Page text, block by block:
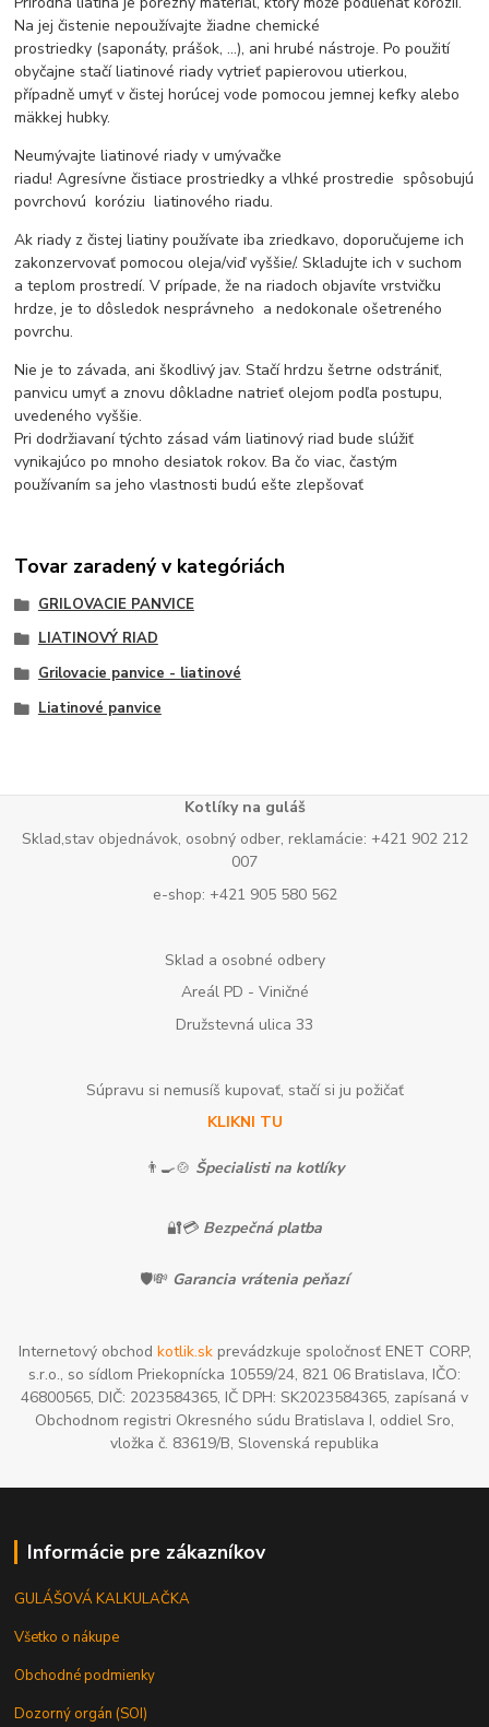
Na jej čistenie nepoužívajte žiadne chemické
prostriedky (saponáty, prášok, ...), ani hrubé nástroje. Po použití
obyčajne stačí liatinové riady vytrieť papierovou utierkou,
případně umyť v čistej horúcej vode pomocou jemnej kefky alebo
mäkkej hubky.
Neumývajte liatinové riady v umývačke
riadu! Agresívne čistiace prostriedky a vlhké prostredie spôsobujú
povrchovú koróziu liatinového riadu.
Ak riady z čistej liatiny používate iba zriedkavo, doporučujeme ich
zakonzervovať pomocou oleja/viď vyššie/. Skladujte ich v suchom
a teplom prostredí. V prípade, že na riadoch objavíte vrstvičku
hrdze, je to dôsledok nesprávneho a nedokonale ošetreného
povrchu.
Nie je to závada, ani škodlivý jav. Stačí hrdzu šetrne odstrániť,
panvicu umyť a znovu dôkladne natrieť olejom podľa postupu,
uvedeného vyššie.
Pri dodržiavaní týchto zásad vám liatinový riad bude slúžiť
vynikajúco po mnoho desiatok rokov. Ba čo viac, častým
používaním sa jeho vlastnosti budú ešte zlepšovať
Tovar zaradený v kategóriách
GRILOVACIE PANVICE
LIATINOVÝ RIAD
Grilovacie panvice - liatinové
Liatinové panvice
Kotlíky na guláš
Sklad,stav objednávok, osobný odber, reklamácie: +421 902 212
007
e-shop: +421 905 580 562
Sklad a osobné odbery
Areál PD - Viničné
Družstevná ulica 33
Súpravu si nemusíš kupovať, stačí si ju požičať
KLIKNI TU
👨‍🍳🍲 Špecialisti na kotlíky
🔐💳 Bezpečná platba
🛡️💸 Garancia vrátenia peňazí
Internetový obchod kotlik.skprevádzkuje spoločnosť ENET CORP,
s.r.o., so sídlom Priekopnícka 10559/24, 821 06 Bratislava, IČO:
46800565, DIČ: 2023584365, IČ DPH: SK2023584365, zapísaná v
Obchodnom registri Okresného súdu Bratislava I, oddiel Sro,
vložka č. 83619/B, Slovenská republika
Informácie pre zákazníkov
GULÁŠOVÁ KALKULAČKA
Všetko o nákupe
Obchodné podmienky
Dozorný orgán (SOI)